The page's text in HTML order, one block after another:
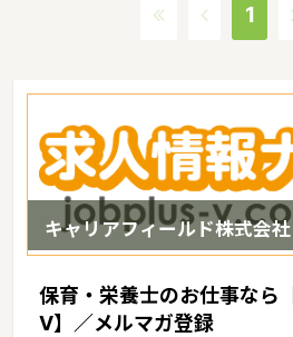
つての出雲、石見、隠岐と呼ばれてい
知られる出雲はかの有名な出雲大社を
が現存しているというような特徴があ
かな自然や優れた伝統、文化がしっか
われてしまった地域社会でのつながり
受け継がれており、子育てしやすい環
1
キャリアフィールド株式会社
保育・栄養士のお仕事なら
V】／メルマガ登録